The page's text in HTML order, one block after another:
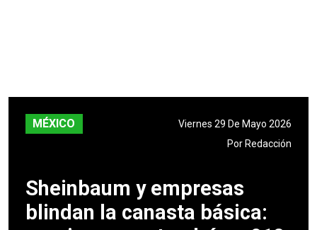
MÉXICO
Viernes 29 De Mayo 2026
Por Redacción
Sheinbaum y empresas
blindan la canasta básica: